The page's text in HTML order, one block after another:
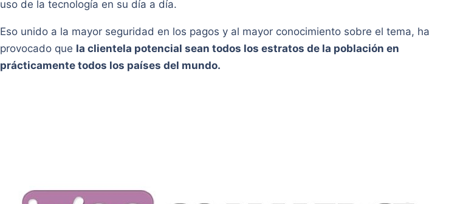
uso de la tecnología en su día a día.
Eso unido a la mayor seguridad en los pagos y al mayor conocimiento sobre el tema, ha
provocado que la clientela potencial sean todos los estratos de la población en
prácticamente todos los países del mundo.